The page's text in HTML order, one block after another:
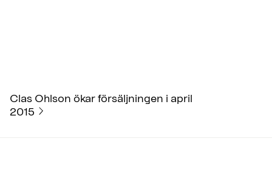
Clas Ohlson ökar försäljningen i april
2015